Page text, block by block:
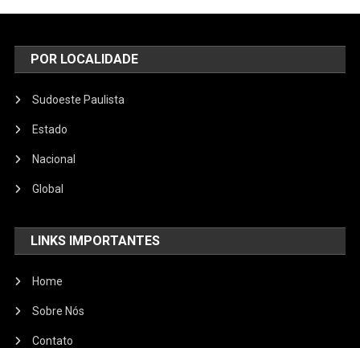
POR LOCALIDADE
Sudoeste Paulista
Estado
Nacional
Global
LINKS IMPORTANTES
Home
Sobre Nós
Contato